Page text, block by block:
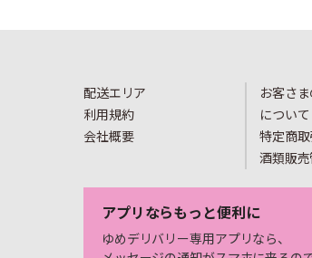
配送エリア
利用規約
会社概要
お客さ
について
特定商
酒類販
アプリならもっと便利に
ゆめデリバリー専用アプリなら、